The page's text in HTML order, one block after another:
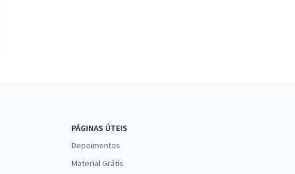
PÁGINAS ÚTEIS
Depoimentos
Material Grátis